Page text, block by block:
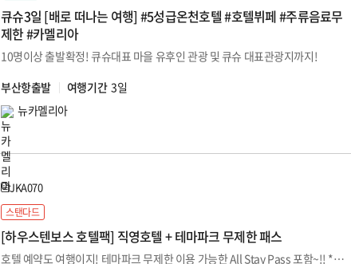
큐슈3일 [배로 떠나는 여행] #5성급온천호텔 #호텔뷔페 #주류음료무
제한 #카멜리아
10명이상 출발확정! 큐슈대표 마을 유후인 관광 및 큐슈 대표관광지까지!
부산항출발
여행기간 3일
뉴카멜리아
JKA070
스탠다드
[하우스텐보스 호텔팩] 직영호텔 + 테마파크 무제한 패스
호텔 예약도 여행이지! 테마파크 무제한 이용 가능한 All Stay Pass 포함~!! *항공미포함 상품 입니다.